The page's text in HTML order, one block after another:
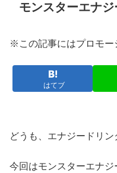
モンスターエナジ
※この記事にはプロモー
はてブ
どうも、エナジードリン
今回はモンスターエナジ